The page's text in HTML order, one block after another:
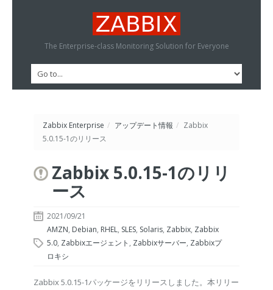
The Enterprise-class Monitoring Solution for Everyone
Zabbix Enterprise / アップデート情報 / Zabbix
5.0.15-1のリリース
Zabbix 5.0.15-1のリリ
ース
2021/09/21
AMZN, Debian, RHEL, SLES, Solaris, Zabbix, Zabbix
5.0, Zabbixエージェント , Zabbixサーバー, Zabbixプ
ロキシ
Zabbix 5.0.15-1パッケージをリリースしました。本リリー